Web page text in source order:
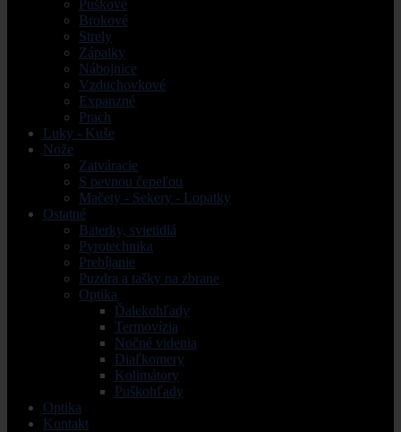
Puškové
Brokové
Strely
Zápalky
Nábojnice
Vzduchovkové
Expanzné
Prach
Luky - Kuše
Nože
Zatváracie
S pevnou čepeľou
Mačety - Sekery - Lopatky
Ostatné
Baterky, svietidlá
Pyrotechnika
Prebíjanie
Puzdra a tašky na zbrane
Optika
Ďalekohľady
Termovízia
Nočné videnia
Diaľkomery
Kolimátory
Puškohľady
Optika
Kontakt